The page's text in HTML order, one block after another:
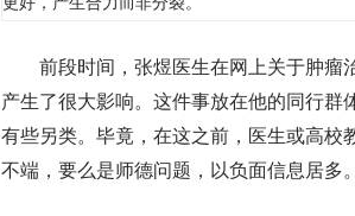
前段时间，张煜医生在网上关于肿瘤
产生了很大影响。这件事放在他的同行
有些另类。毕竟，在这之前，医生或高校
不端，要么是师德问题，以负面信息居多。